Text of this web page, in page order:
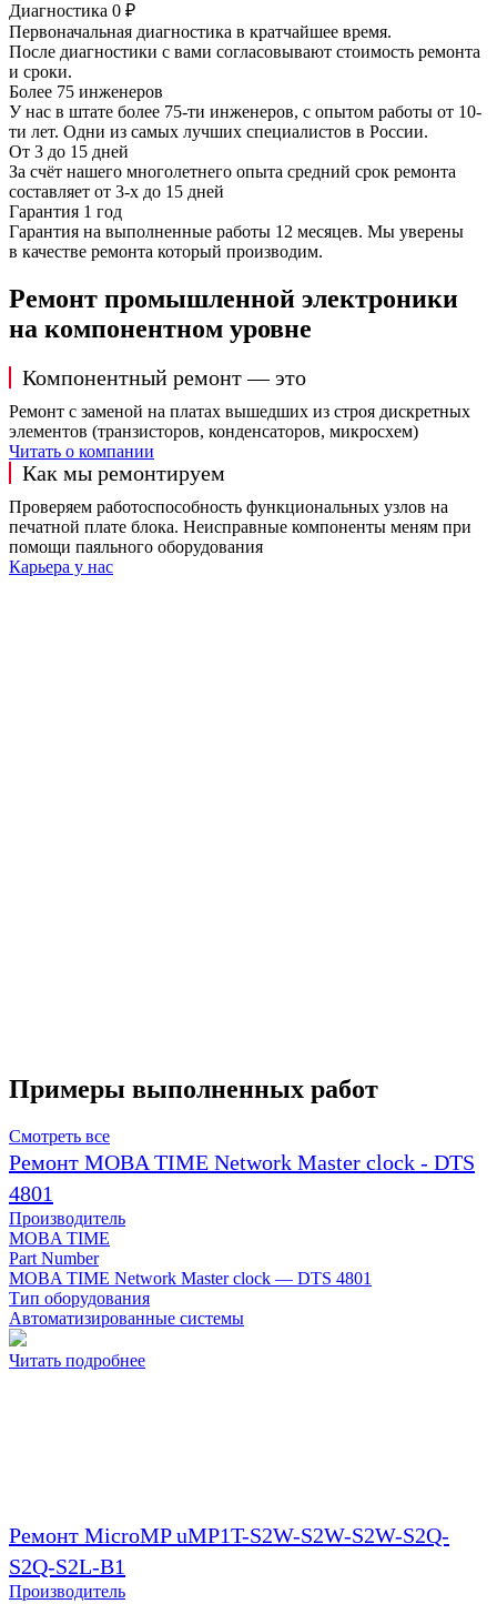
Диагностика 0 ₽
Первоначальная диагностика в кратчайшее время.
После диагностики с вами согласовывают стоимость ремонта
и сроки.
Более 75 инженеров
У нас в штате более 75-ти инженеров, с опытом работы от 10-
ти лет. Одни из самых лучших специалистов в России.
От 3 до 15 дней
За счёт нашего многолетнего опыта средний срок ремонта
составляет от 3-х до 15 дней
Гарантия 1 год
Гарантия на выполненные работы 12 месяцев. Мы уверены
в качестве ремонта который производим.
Ремонт промышленной электроники
на компонентном уровне
Компонентный ремонт — это
Ремонт с заменой на платах вышедших из строя дискретных
элементов (транзисторов, конденсаторов, микросхем)
Читать о компании
Как мы ремонтируем
Проверяем работоспособность функциональных узлов на
печатной плате блока. Неисправные компоненты меням при
помощи паяльного оборудования
Карьера у нас
Примеры выполненных работ
Смотреть все
Ремонт MOBA TIME Network Master clock - DTS
4801
Производитель
MOBA TIME
Part Number
MOBA TIME Network Master clock — DTS 4801
Тип оборудования
Автоматизированные системы
Читать подробнее
Ремонт MicroMP uMP1T-S2W-S2W-S2W-S2Q-
S2Q-S2L-B1
Производитель